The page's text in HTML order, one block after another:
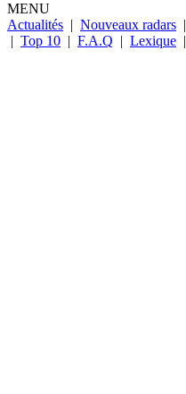
MENU
Actualités | Nouveaux radars |
| Top 10 | F.A.Q | Lexique |